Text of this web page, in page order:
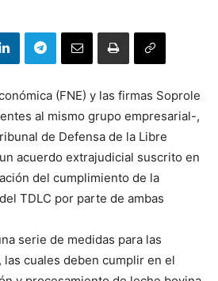
(FNE) y las firmas Soprole
al mismo grupo empresarial-,
de Defensa de la Libre
acuerdo extrajudicial suscrito en
del cumplimiento de la
TDLC por parte de ambas
serie de medidas para las
las cuales deben cumplir en el